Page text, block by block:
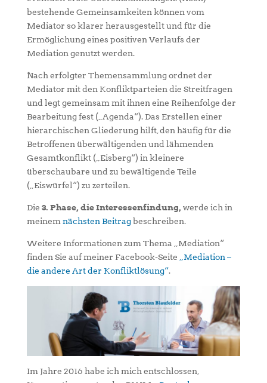
bestehende Gemeinsamkeiten können vom
Mediator so klarer herausgestellt und für die
Ermöglichung eines positiven Verlaufs der
Mediation genutzt werden.
Nach erfolgter Themensammlung ordnet der
Mediator mit den Konfliktparteien die Streitfragen
und legt gemeinsam mit ihnen eine Reihenfolge der
Bearbeitung fest („Agenda“). Das Erstellen einer
hierarchischen Gliederung hilft, den häufig für die
Betroffenen überwältigenden und lähmenden
Gesamtkonflikt („Eisberg“) in kleinere
überschaubare und zu bewältigende Teile
(„Eiswürfel“) zu zerteilen.
Die 3. Phase, die Interessenfindung, werde ich in
meinem nächsten Beitragbeschreiben.
Weitere Informationen zum Thema „Mediation“
finden Sie auf meiner Facebook-Seite
„Mediation –
die andere Art der Konfliktlösung“.
Im Jahre 2016 habe ich mich entschlossen,